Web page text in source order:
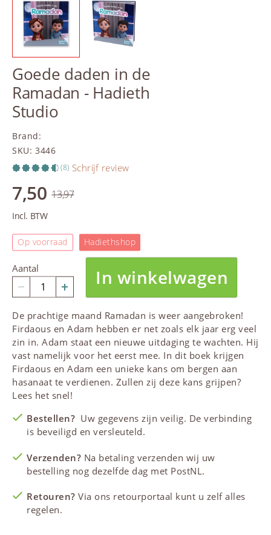
Goede daden in de
Ramadan - Hadieth
Studio
Brand:
SKU: 3446
(8) Schrijf review
7,50 13,97
Incl. BTW
Op voorraad Hadiethshop
Aantal In winkelwagen
De prachtige maand Ramadan is weer aangebroken!
Firdaous en Adam hebben er net zoals elk jaar erg veel
zin in. Adam staat een nieuwe uitdaging te wachten. Hij
vast namelijk voor het eerst mee. In dit boek krijgen
Firdaous en Adam een unieke kans om bergen aan
hasanaat te verdienen. Zullen zij deze kans grijpen?
Lees het snel!
Bestellen? Uw gegevens zijn veilig. De verbinding
is beveiligd en versleuteld.
Verzenden? Na betaling verzenden wij uw
bestelling nog dezelfde dag met PostNL.
Retouren? Via ons retourportaal kunt u zelf alles
regelen.